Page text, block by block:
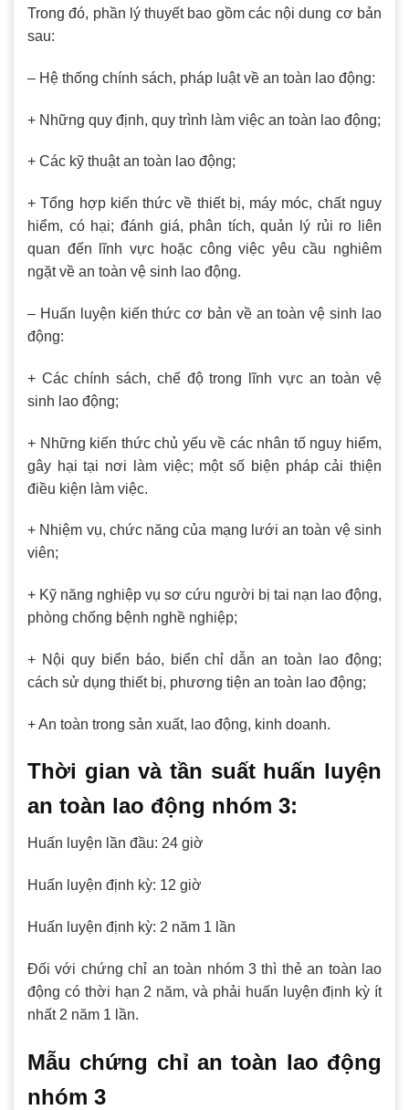
Trong đó, phần lý thuyết bao gồm các nội dung cơ bản
sau:
– Hệ thống chính sách, pháp luật về an toàn lao động:
+ Những quy định, quy trình làm việc an toàn lao động;
+ Các kỹ thuật an toàn lao động;
+ Tổng hợp kiến thức về thiết bị, máy móc, chất nguy
hiểm, có hại; đánh giá, phân tích, quản lý rủi ro liên
quan đến lĩnh vực hoặc công việc yêu cầu nghiêm
ngặt về an toàn vệ sinh lao động.
– Huấn luyện kiến thức cơ bản về an toàn vệ sinh lao
động:
+ Các chính sách, chế độ trong lĩnh vực an toàn vệ
sinh lao động;
+ Những kiến thức chủ yếu về các nhân tố nguy hiểm,
gây hại tại nơi làm việc; một số biện pháp cải thiện
điều kiện làm việc.
+ Nhiệm vụ, chức năng của mạng lưới an toàn vệ sinh
viên;
+ Kỹ năng nghiệp vụ sơ cứu người bị tai nạn lao động,
phòng chống bệnh nghề nghiệp;
+ Nội quy biển báo, biển chỉ dẫn an toàn lao động;
cách sử dụng thiết bị, phương tiện an toàn lao động;
+ An toàn trong sản xuất, lao động, kinh doanh.
Thời gian và tần suất huấn luyện
an toàn lao động nhóm 3:
Huấn luyện lần đầu: 24 giờ
Huấn luyện định kỳ: 12 giờ
Huấn luyện định kỳ: 2 năm 1 lần
Đối với chứng chỉ an toàn nhóm 3 thì thẻ an toàn lao
động có thời hạn 2 năm, và phải huấn luyện định kỳ ít
nhất 2 năm 1 lần.
Mẫu chứng chỉ an toàn lao động
nhóm 3